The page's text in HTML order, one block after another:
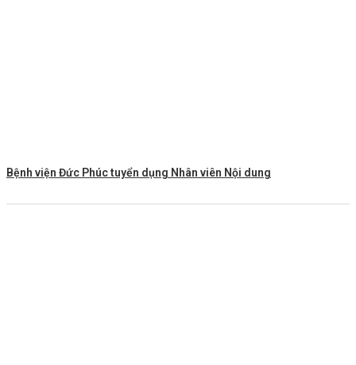
Bệnh viện Đức Phúc tuyển dụng Nhân viên Nội dung